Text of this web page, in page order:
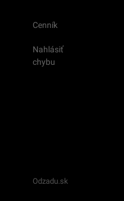
Cenník
Nahlásiť
chybu
Odzadu.sk